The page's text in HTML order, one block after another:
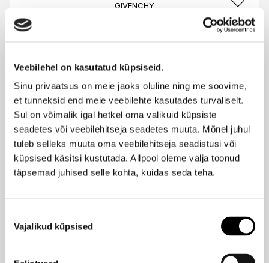
Veebilehel on kasutatud küpsiseid.
Sinu privaatsus on meie jaoks oluline ning me soovime,
et tunneksid end meie veebilehte kasutades turvaliselt.
Sul on võimalik igal hetkel oma valikuid küpsiste
seadetes või veebilehitseja seadetes muuta. Mõnel juhul
tuleb selleks muuta oma veebilehitseja seadistusi või
küpsised käsitsi kustutada. Allpool oleme välja toonud
täpsemad juhised selle kohta, kuidas seda teha.
valik
Vajalikud küpsised
GIVENCHY
GIVENCHY
Gentleman Society Sport EdP 100ml
139,95 €
BURBERRY
Hero Elixir de Parfum 60ml